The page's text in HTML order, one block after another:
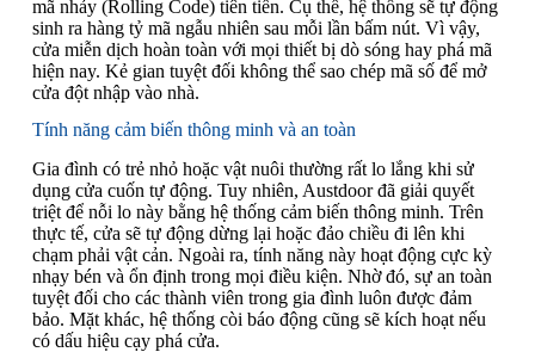
mã nhảy (Rolling Code) tiên tiến. Cụ thể, hệ thống sẽ tự động
sinh ra hàng tỷ mã ngẫu nhiên sau mỗi lần bấm nút. Vì vậy,
cửa miễn dịch hoàn toàn với mọi thiết bị dò sóng hay phá mã
hiện nay. Kẻ gian tuyệt đối không thể sao chép mã số để mở
cửa đột nhập vào nhà.
Tính năng cảm biến thông minh và an toàn
Gia đình có trẻ nhỏ hoặc vật nuôi thường rất lo lắng khi sử
dụng cửa cuốn tự động. Tuy nhiên, Austdoor đã giải quyết
triệt để nỗi lo này bằng hệ thống cảm biến thông minh. Trên
thực tế, cửa sẽ tự động dừng lại hoặc đảo chiều đi lên khi
chạm phải vật cản. Ngoài ra, tính năng này hoạt động cực kỳ
nhạy bén và ổn định trong mọi điều kiện. Nhờ đó, sự an toàn
tuyệt đối cho các thành viên trong gia đình luôn được đảm
bảo. Mặt khác, hệ thống còi báo động cũng sẽ kích hoạt nếu
có dấu hiệu cạy phá cửa.